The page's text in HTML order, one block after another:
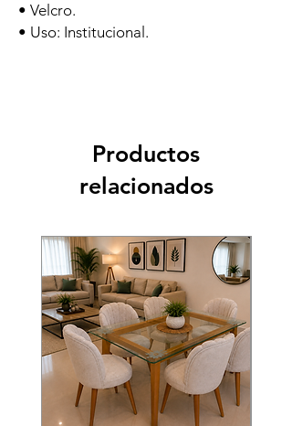
• Velcro.
• Uso: Institucional.
Productos
relacionados